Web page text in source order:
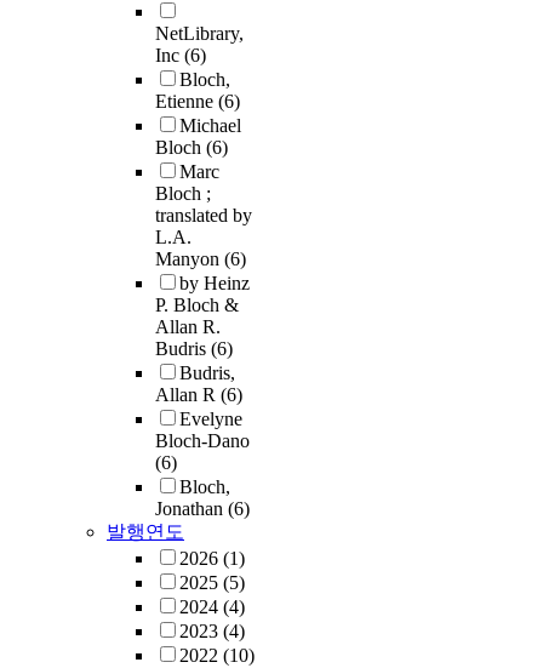
NetLibrary,
Inc (6)
Bloch,
Etienne (6)
Michael
Bloch (6)
Marc
Bloch ;
translated by
L.A.
Manyon (6)
by Heinz
P. Bloch &
Allan R.
Budris (6)
Budris,
Allan R (6)
Evelyne
Bloch-Dano
(6)
Bloch,
Jonathan (6)
발행연도
2026 (1)
2025 (5)
2024 (4)
2023 (4)
2022 (10)